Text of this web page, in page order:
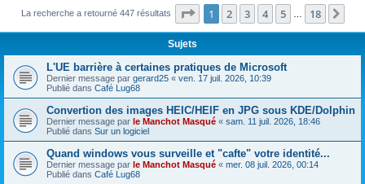
e
La recherche a retourné 447 résultats Page 1sur18
1 2 3 4 5 18
Sujets
L'UE barrière à certaines pratiques de Microsoft
Dernier message par gerard25 « ven. 17 juil. 2026, 10:39
Publié dans Café Lug68
Convertion des images HEIC/HEIF en JPG sous KDE/Dolphin
Dernier message par le Manchot Masqué « sam. 11 juil. 2026, 18:46
Publié dans Sur un logiciel
Quand windows vous surveille et "cafte" votre identité...
Dernier message par le Manchot Masqué « mer. 08 juil. 2026, 00:14
Publié dans Café Lug68